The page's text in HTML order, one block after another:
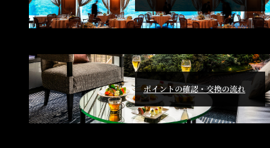
ポイントの確認・交換の流れ